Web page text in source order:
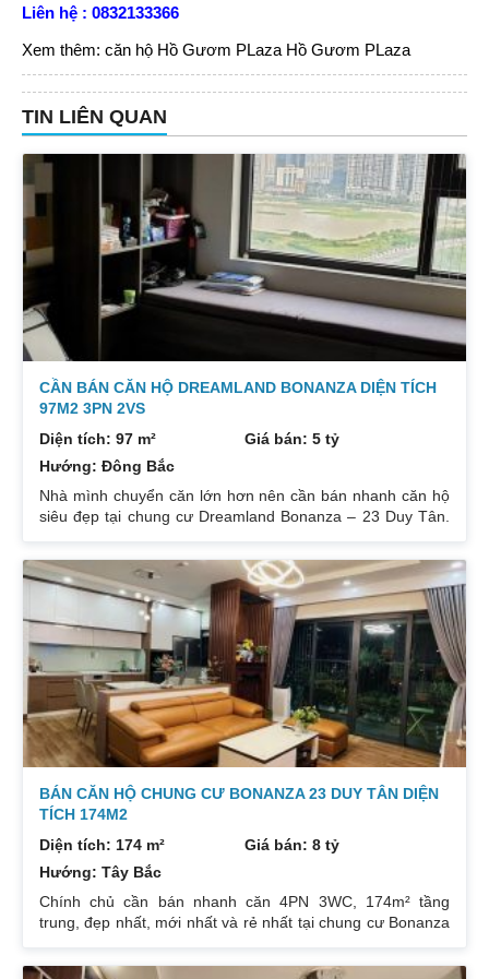
Liên hệ : 0832133366
Xem thêm: căn hộ Hồ Gươm PLaza Hồ Gươm PLaza
TIN LIÊN QUAN
CẦN BÁN CĂN HỘ DREAMLAND BONANZA DIỆN TÍCH
97M2 3PN 2VS
Diện tích: 97 m²
Giá bán: 5 tỷ
Hướng: Đông Bắc
Nhà mình chuyển căn lớn hơn nên cần bán nhanh căn hộ
siêu đẹp tại chung cư Dreamland Bonanza – 23 Duy Tân.
hợp lý các phòng đều tràn ngập ánh sáng tự nhiên. Hướng
cửa Bắc. Ban công Tây. Tầng cao view bát ngát thoáng
mát. Nhà nguyên Bản CĐT. Giá bán: 5 tỷ có thương lượng
đẹp. Liên hệ : 0832133366
BÁN CĂN HỘ CHUNG CƯ BONANZA 23 DUY TÂN DIỆN
TÍCH 174M2
Diện tích: 174 m²
Giá bán: 8 tỷ
Hướng: Tây Bắc
Chính chủ cần bán nhanh căn 4PN 3WC, 174m² tầng
trung, đẹp nhất, mới nhất và rẻ nhất tại chung cư Bonanza
nên cần bán lại để đầu tư cái khác, cụ thể như sau: